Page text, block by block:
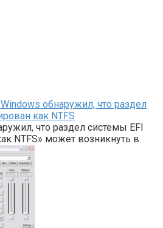
обнаружил, что раздел
как NTFS
что раздел системы EFI
NTFS» может возникнуть в